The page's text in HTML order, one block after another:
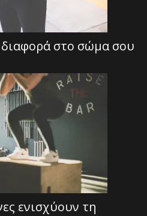
διαφορά στο σώμα σου
ενισχύουν τη